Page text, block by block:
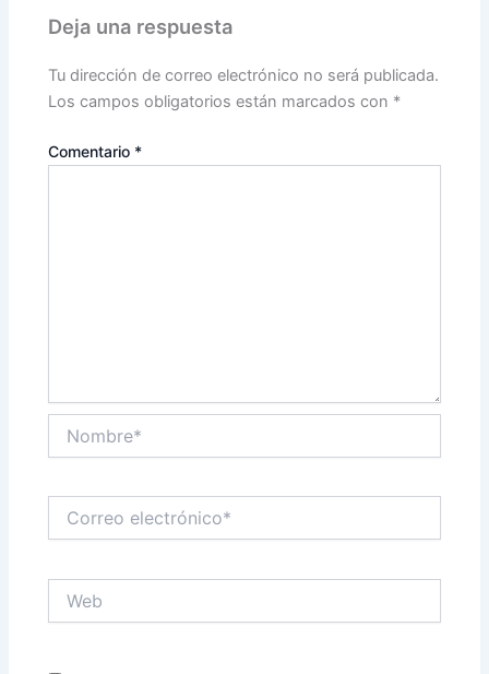
Deja una respuesta
Tu dirección de correo electrónico no será publicada.
Los campos obligatorios están marcados con *
Comentario *
electrónico*